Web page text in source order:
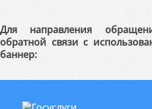
Для направления
обратной связи с
баннер: